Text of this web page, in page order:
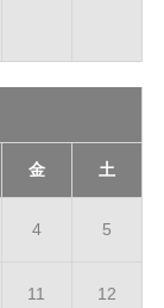
金 土
4 5
11 12